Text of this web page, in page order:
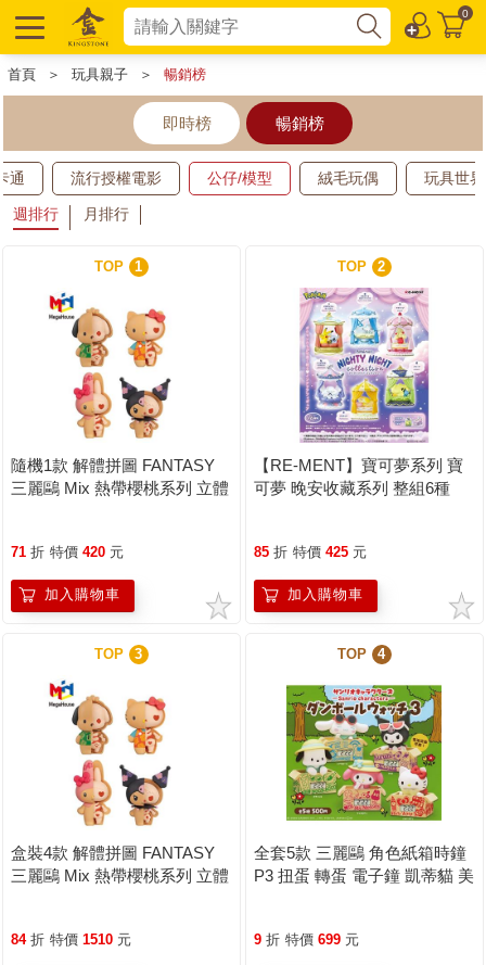
0
首頁 ＞ 玩具親子 ＞ 暢銷榜
即時榜 暢銷榜
通 流行授權電影 公仔/模型 絨毛玩偶 玩具世界
週排行 月排行
TOP 1
隨機1款 解體拼圖 FANTASY
三麗鷗 Mix 熱帶櫻桃系列 立體
71 折 特價 420 元
加入購物車
TOP 2
【RE-MENT】寶可夢系列 寶
可夢 晚安收藏系列 整組6種
85 折 特價 425 元
加入購物車
TOP 3
盒裝4款 解體拼圖 FANTASY
三麗鷗 Mix 熱帶櫻桃系列 立體
84 折 特價 1510 元
TOP 4
全套5款 三麗鷗 角色紙箱時鐘
P3 扭蛋 轉蛋 電子鐘 凱蒂貓 美
9 折 特價 699 元